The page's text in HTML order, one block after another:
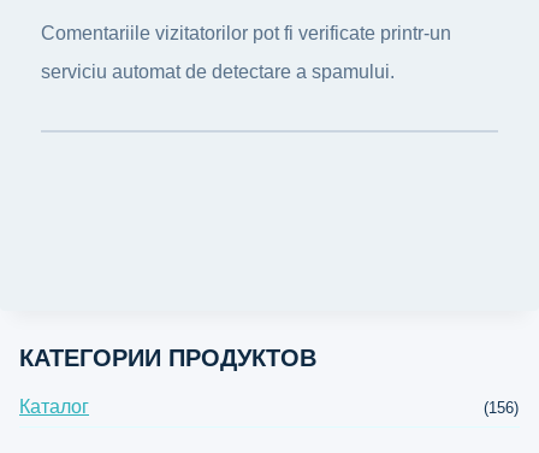
Comentariile vizitatorilor pot fi verificate printr-un
serviciu automat de detectare a spamului.
КАТЕГОРИИ ПРОДУКТОВ
Каталог (156)